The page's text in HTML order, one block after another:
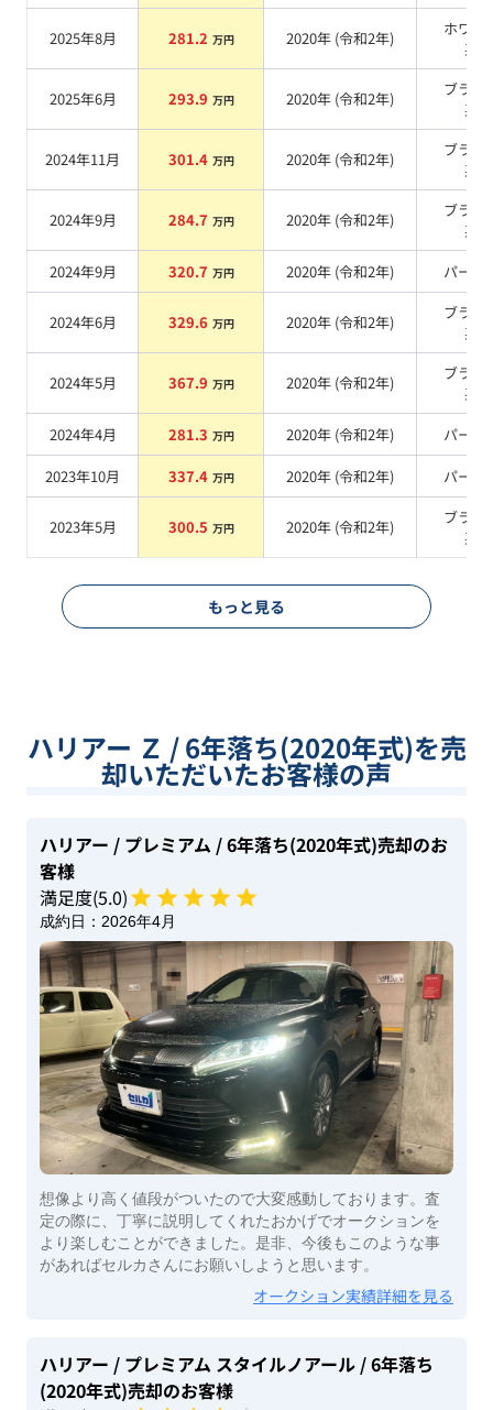
2025年8月 281.2 万円 2020年 (令和2年)
ホワイ
系
2025年6月 293.9 万円 2020年 (令和2年)
ブラッ
系
2024年11月 301.4 万円 2020年 (令和2年)
ブラッ
系
2024年9月 284.7 万円 2020年 (令和2年)
ブラッ
系
2024年9月
320.7 万円 2020年 (令和2年) パール
2024年6月 329.6 万円 2020年 (令和2年)
ブラッ
系
2024年5月 367.9 万円 2020年 (令和2年)
ブラッ
系
2024年4月
281.3 万円 2020年 (令和2年) パール
2023年10月
337.4 万円 2020年 (令和2年) パール
2023年5月 300.5 万円 2020年 (令和2年)
ブラッ
系
もっと見る
ハリアー Ｚ / 6年落ち(2020年式)を売
却いただいたお客様の声
ハリアー / プレミアム / 6年落ち(2020年式)売却のお
客様
満足度(5.0)
成約日： 2026年4月
想像より高く値段がついたので大変感動しております。査
定の際に、丁寧に説明してくれたおかげでオークションを
より楽しむことができました。是非、今後もこのような事
があればセルカさんにお願いしようと思います。
オークション実績詳細を見る
ハリアー / プレミアム スタイルノアール / 6年落ち
(2020年式)売却のお客様